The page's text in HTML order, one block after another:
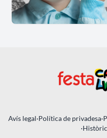
Avís legal·Política de privadesa·
·Històric